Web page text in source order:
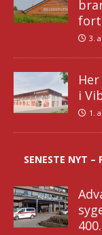
3.
i
1.
SENESTE NYT